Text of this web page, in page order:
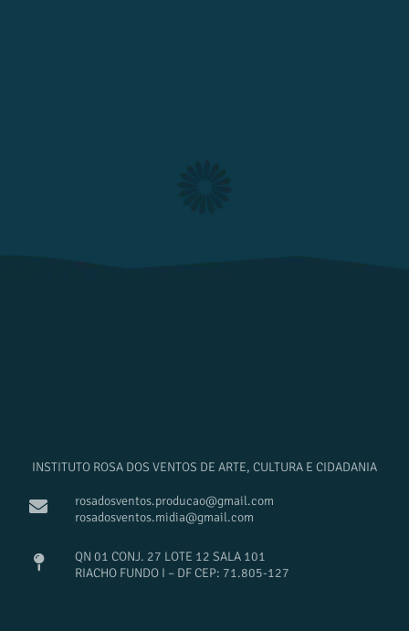
INSTITUTO ROSA DOS VENTOS DE ARTE, CULTURA E CIDADANIA
rosadosventos.producao@gmail.com
rosadosventos.midia@gmail.com
QN 01 CONJ. 27 LOTE 12 SALA 101
RIACHO FUNDO I – DF CEP: 71.805-127